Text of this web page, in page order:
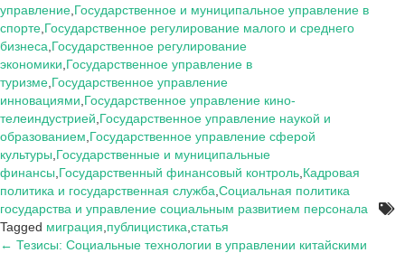
управление Государственное и муниципальное управление в
спорте Государственное регулирование малого и среднего
бизнеса Государственное регулирование
экономики Государственное управление в
туризме Государственное управление
инновациями Государственное управление кино-
телеиндустрией Государственное управление наукой и
образованием Государственное управление сферой
культуры Государственные и муниципальные
финансы Государственный финансовый контроль Кадровая
политика и государственная служба Социальная политика
государства и управление социальным развитием персонала
Tagged миграция публицистика статья
← Тезисы: Социальные технологии в управлении китайскими